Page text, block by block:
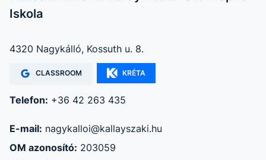
Iskola
4320 Nagykálló, Kossuth u. 8.
CLASSROOM KRÉTA
Telefon: +36 42 263 435
E-mail: nagykalloi@kallayszaki.hu
OM azonosító: 203059